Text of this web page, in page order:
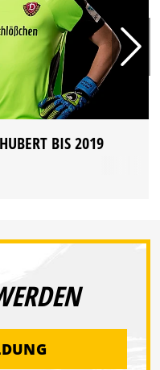
BIS 2019